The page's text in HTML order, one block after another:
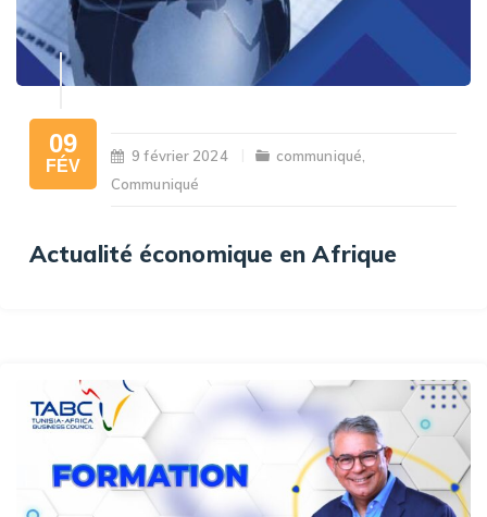
09
FÉV
9 février 2024 communiqué
Communiqué
Actualité économique en Afrique